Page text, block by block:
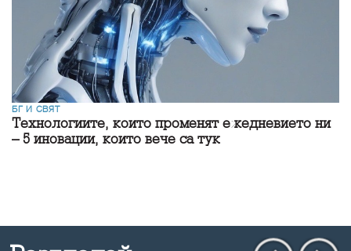
БГ И СВЯТ
Технологиите, които променят ежедневието ни
– 5 иновации, които вече са тук